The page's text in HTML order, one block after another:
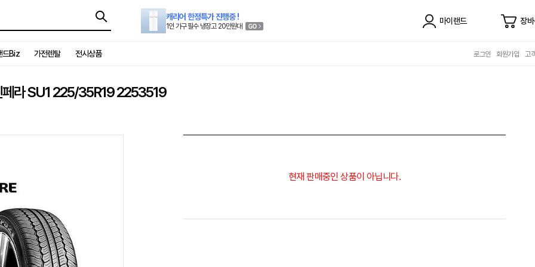
캐리어 한정특가 진행중 !
1인 가구 필수 냉장고 20만원대
마이랜드 장
드Biz 가전렌탈 전시상품 로그인 회원가입 고
페라 SU1 225/35R19 2253519
현재 판매중인 상품이 아닙니다.